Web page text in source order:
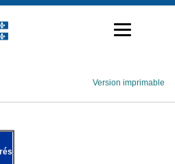
Version imprimable